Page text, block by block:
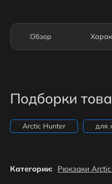
Обзор
Подборки
Arctic Hunter для
Категории: Рюкзаки